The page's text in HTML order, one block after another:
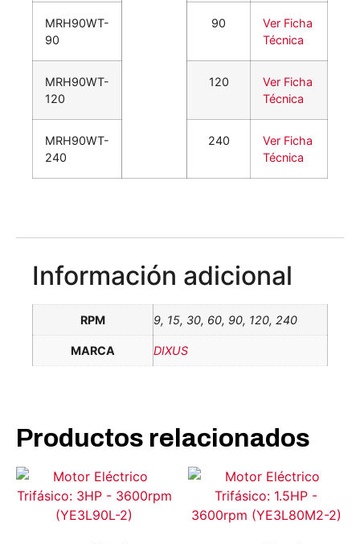
MRH90WT-
90
90
Ver Ficha
Técnica
MRH90WT-
120
120
Ver Ficha
Técnica
MRH90WT-
240
240
Ver Ficha
Técnica
Información adicional
RPM 9, 15, 30, 60, 90, 120, 240
MARCA DIXUS
Productos relacionados